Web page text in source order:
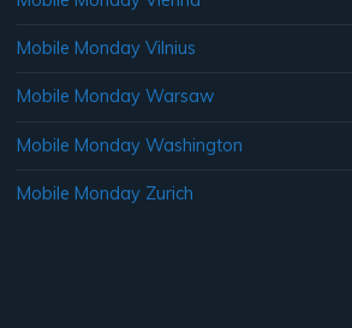
Mobile Monday Vilnius
Mobile Monday Warsaw
Mobile Monday Washington
Mobile Monday Zurich